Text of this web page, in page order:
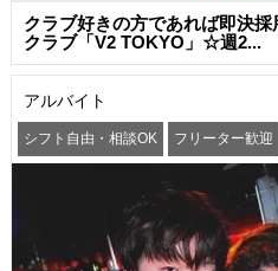
クラブ好きの方であれば即決
クラブ「V2 TOKYO」☆週2...
アルバイト
シフト自由・相談OK フリーター歓迎